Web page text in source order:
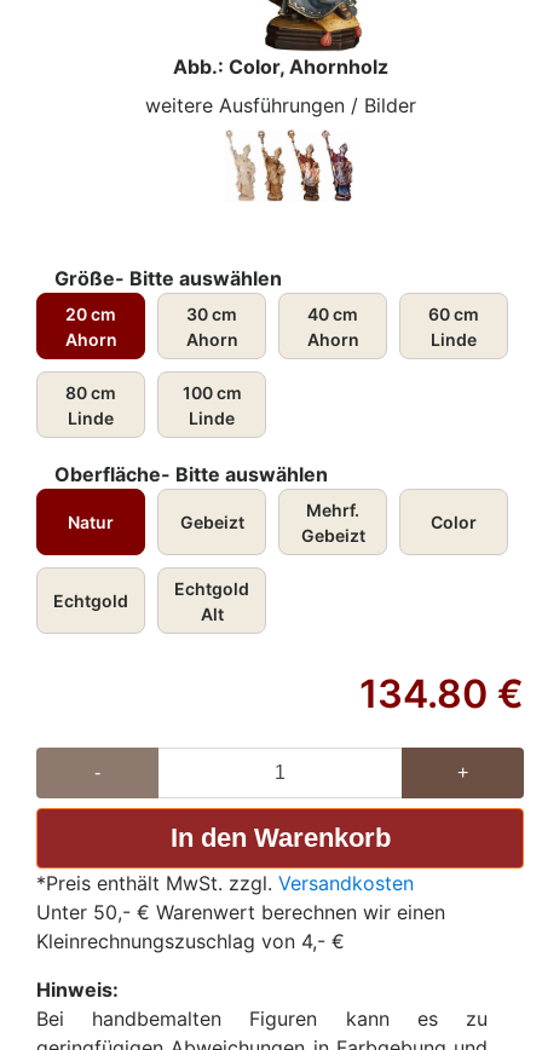
Abb.: Color, Ahornholz
weitere Ausführungen / Bilder
Größe- Bitte auswählen
20 cm
Ahorn
30 cm
Ahorn
40 cm
Ahorn
60 cm
Linde
80 cm
Linde
100 cm
Linde
Oberfläche- Bitte auswählen
Natur Gebeizt
Mehrf.
Gebeizt
Color
Echtgold
Echtgold
Alt
134.80 €
- +
*Preis enthält MwSt. zzgl. Versandkosten
Unter 50,- € Warenwert berechnen wir einen
Kleinrechnungszuschlag von 4,- €
Hinweis:
Bei handbemalten Figuren kann es zu